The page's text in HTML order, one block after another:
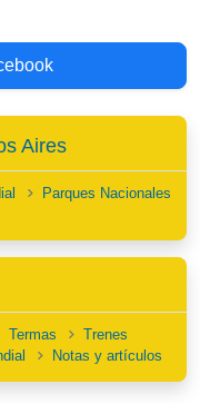
Aires
Parques Nacionales
Termas
Trenes
Notas y artículos